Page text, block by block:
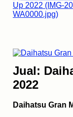
Jual:
2022
Daihatsu Gran